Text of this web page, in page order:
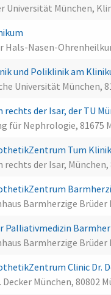
Universität München,
Hals-Nasen-
und Poliklinik am
Universität München,
rechts der Isar, der TU
für Nephrologie, 81675
Tum
rechts der Isar, München,
Barmherzige Brüder
Palliativmedizin
Barmherzige Brüder
Clinic Dr.
Decker München, 80802